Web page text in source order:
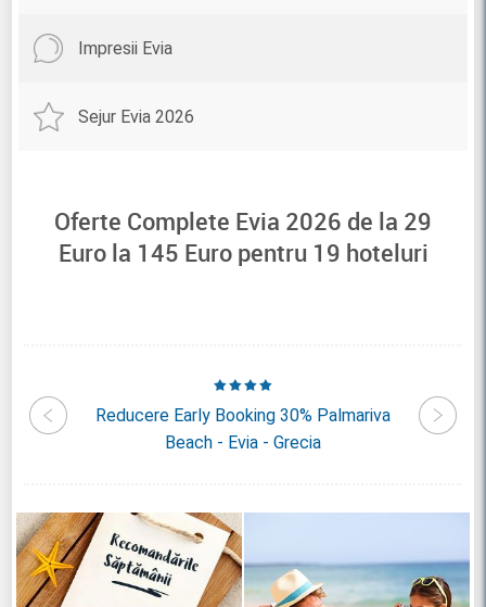
Impresii Evia
Sejur Evia 2026
Oferte Complete Evia 2026 de la 29
Euro la 145 Euro pentru 19 hoteluri
Hotel
Reducere Early Booking 30% Palmariva
Beach - Evia - Grecia